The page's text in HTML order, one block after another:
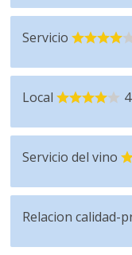
Servicio
Local 4
Servicio del vino
Relacion calidad-